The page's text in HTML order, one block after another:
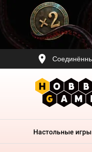
Настольные игры